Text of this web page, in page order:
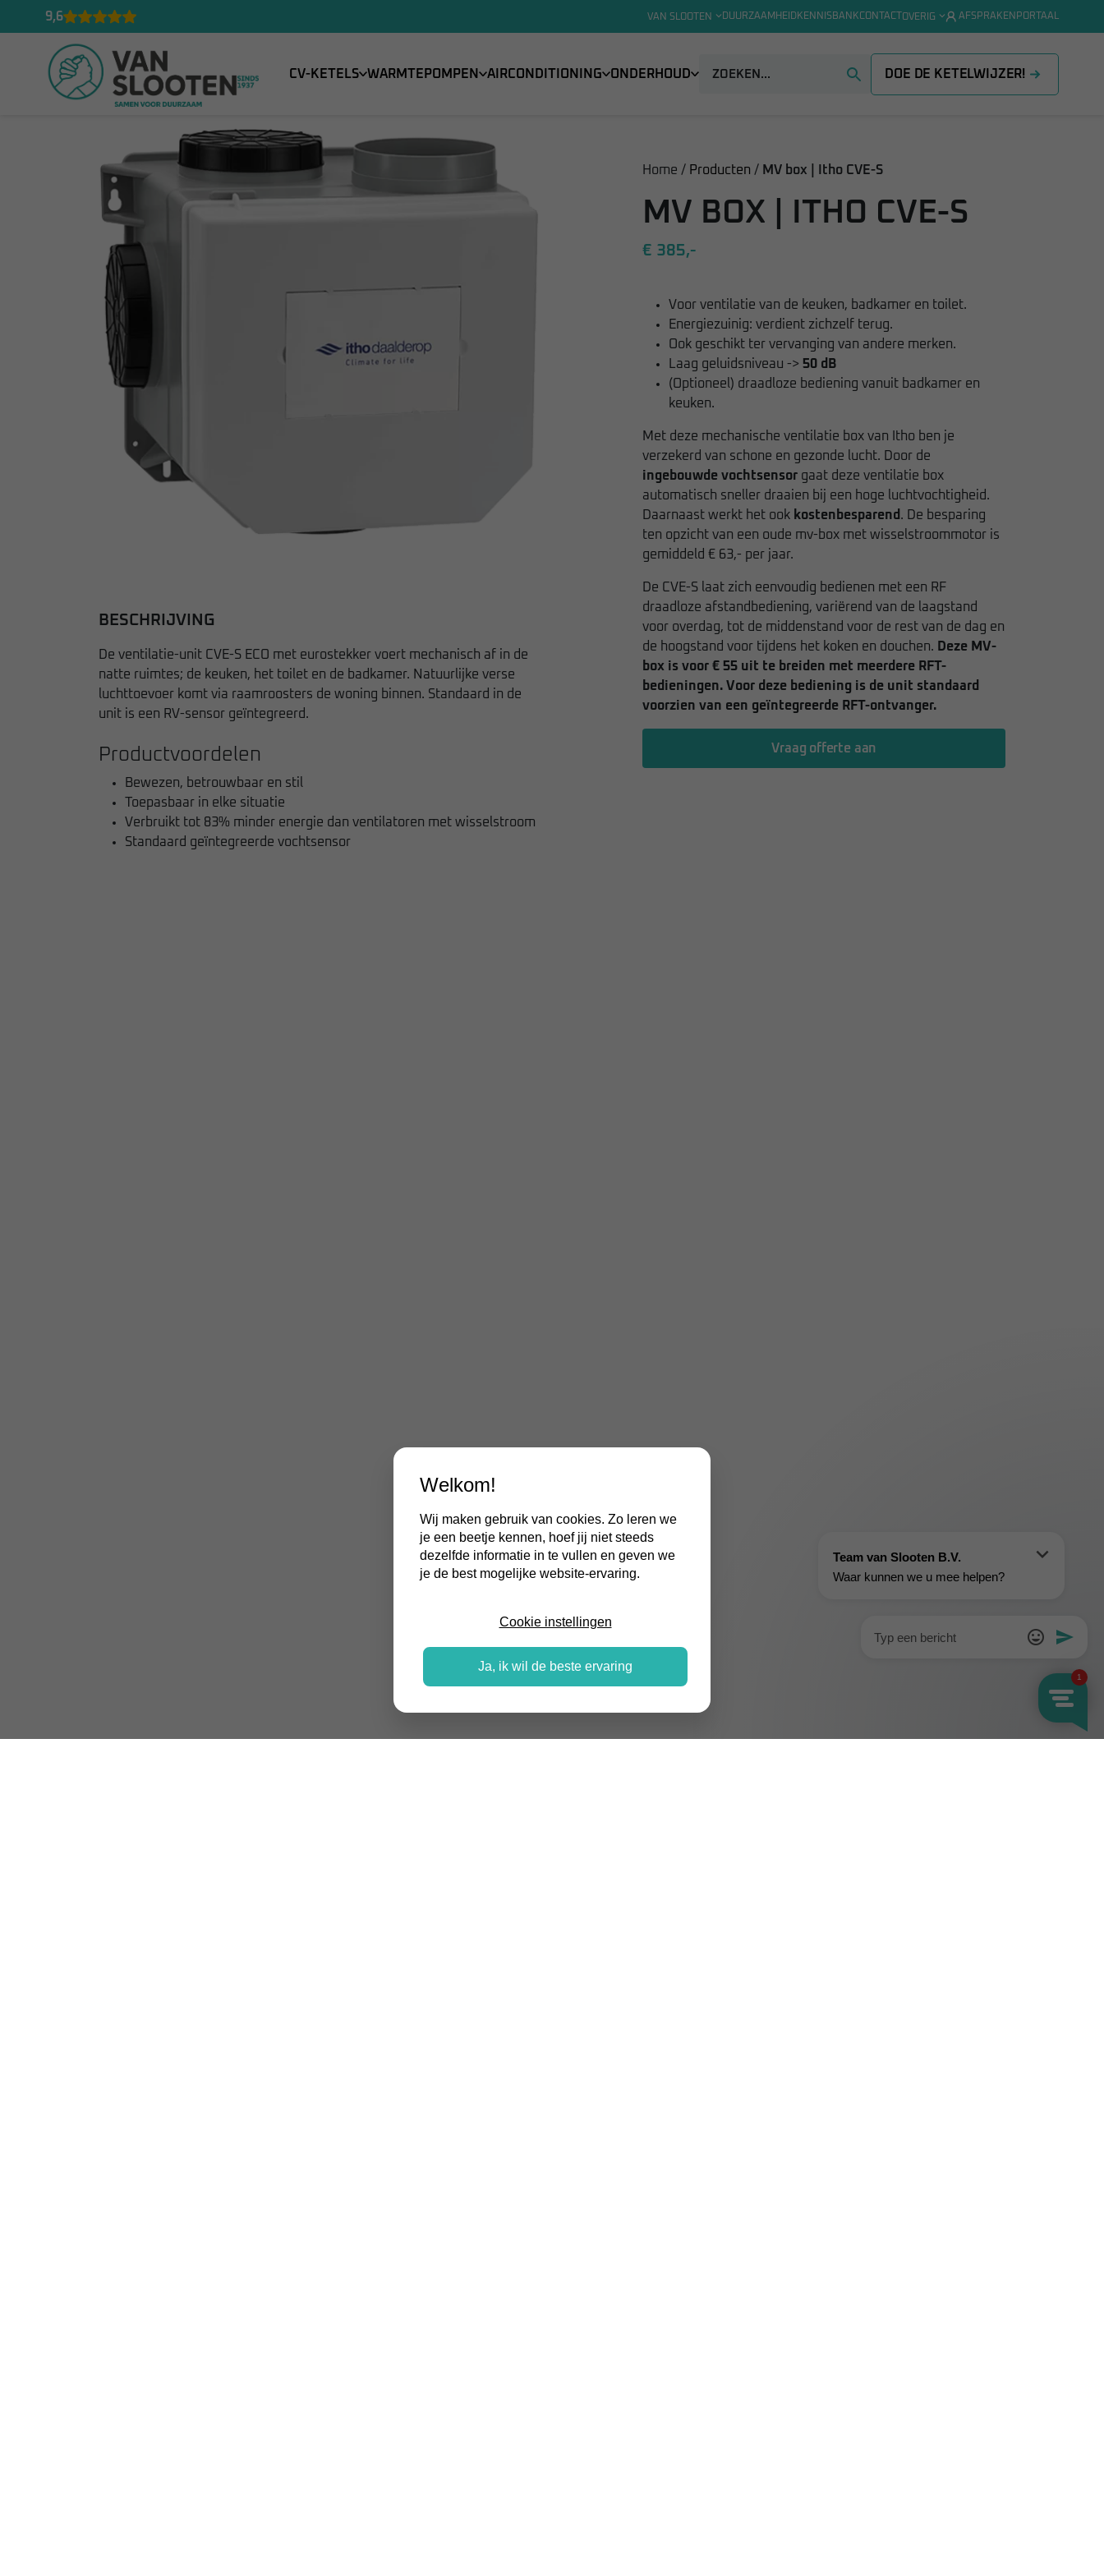
9,6 VAN SLOOTEN DUURZAAMHEIDKENNISBANKCONTACT OVERIG AFSPRAKENPORTAAL
CV-KETELS WARMTEPOMPEN AIRCONDITIONING ONDERHOUD DOE DE KETELWIJZER!
BESCHRIJVING
De ventilatie-unit CVE-S ECO met eurostekker voert mechanisch af in de
natte ruimtes; de keuken, het toilet en de badkamer. Natuurlijke verse
luchttoevoer komt via raamroosters de woning binnen. Standaard in de
unit is een RV-sensor geïntegreerd.
Productvoordelen
Bewezen, betrouwbaar en stil
Toepasbaar in elke situatie
Verbruikt tot 83% minder energie dan ventilatoren met wisselstroom
Standaard geïntegreerde vochtsensor
Home / Producten / MV box | Itho CVE-S
MV BOX | ITHO CVE-S
€ 385,-
Voor ventilatie van de keuken, badkamer en toilet.
Energiezuinig: verdient zichzelf terug.
Ook geschikt ter vervanging van andere merken.
Laag geluidsniveau -> 50 dB
(Optioneel) draadloze bediening vanuit badkamer en
keuken.
Met deze mechanische ventilatie box van Itho ben je
verzekerd van schone en gezonde lucht. Door de
ingebouwde vochtsensorgaat deze ventilatie box
automatisch sneller draaien bij een hoge luchtvochtigheid.
Daarnaast werkt het ook kostenbesparend . De besparing
ten opzicht van een oude mv-box met wisselstroommotor is
gemiddeld € 63,- per jaar.
De CVE-S laat zich eenvoudig bedienen met een RF
draadloze afstandbediening, variërend van de laagstand
voor overdag, tot de middenstand voor de rest van de dag en
de hoogstand voor tijdens het koken en douchen. Deze MV-
box is voor € 55 uit te breiden met meerdere RFT-
bedieningen. Voor deze bediening is de unit standaard
voorzien van een geïntegreerde RFT-ontvanger.
Vraag offerte aan
Welkom!
Wij maken gebruik van cookies. Zo leren we
je een beetje kennen, hoef jij niet steeds
dezelfde informatie in te vullen en geven we
je de best mogelijke website-ervaring.
Cookie instellingen
Ja, ik wil de beste ervaring